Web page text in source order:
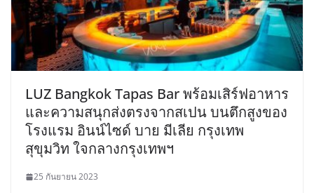
LUZ Bangkok Tapas Bar พร้อมเสิร์ฟอาหาร
และความสนุกส่งตรงจากสเปน บนตึกสูงของ
โรงแรม อินน์ไซด์ บาย มีเลีย กรุงเทพ
สุขุมวิท ใจกลางกรุงเทพฯ
25 กันยายน 2023